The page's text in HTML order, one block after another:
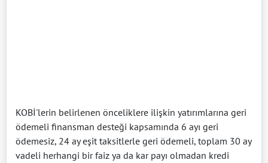
KOBİ'lerin belirlenen önceliklere ilişkin yatırımlarına geri
ödemeli finansman desteği kapsamında 6 ayı geri
ödemesiz, 24 ay eşit taksitlerle geri ödemeli, toplam 30 ay
vadeli herhangi bir faiz ya da kar payı olmadan kredi